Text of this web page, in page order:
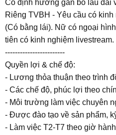
Có định hướng gắn bó lâu dài
Riêng TVBH - Yêu cầu có
(Có bằng lái). Nữ có ngoại
tiên có kinh nghiệm livestream.
------------------------
Quyền lợi & chế độ:
- Lương thỏa thuận theo trình
- Các chế độ, phúc lợi theo
- Môi trường làm việc chuyên
- Được đào tạo về sản phẩm,
- Làm việc T2-T7 theo giờ